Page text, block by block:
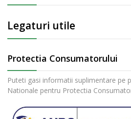
Legaturi utile
Protectia Consumatorului
Puteti gasi informatii suplimentare pe
Nationale pentru Protectia